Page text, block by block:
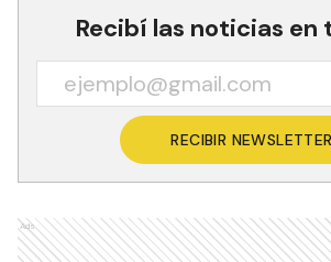
Recibí las noticias en
RECIBIR NEWSLETTER
Ads